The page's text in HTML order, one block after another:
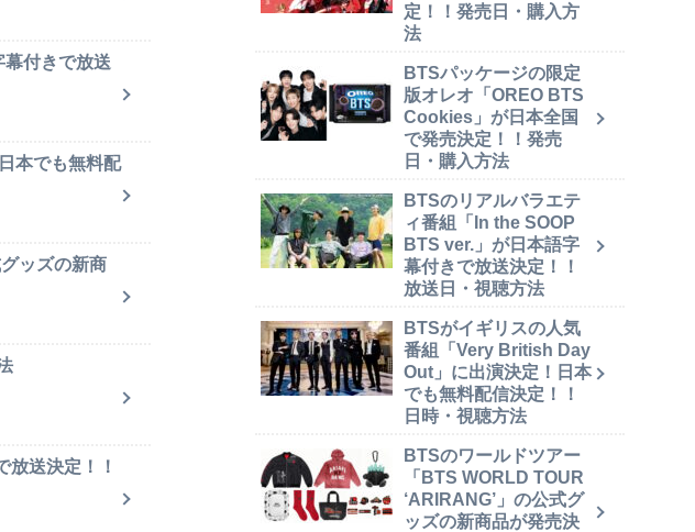
付きで放送
本でも無料配
ッズの新商
放送決定！！
定！！発売日・購入方
法
BTSパッケージの限定
版オレオ「OREO BTS
Cookies」が日本全国
で発売決定！！発売
日・購入方法
BTSのリアルバラエテ
ィ番組「In the SOOP
BTS ver.」が日本語字
幕付きで放送決定！！
放送日・視聴方法
BTSがイギリスの人気
番組「Very British Day
Out」に出演決定！日本
でも無料配信決定！！
日時・視聴方法
BTSのワールドツアー
「BTS WORLD TOUR
‘ARIRANG’」の公式グ
ッズの新商品が発売決